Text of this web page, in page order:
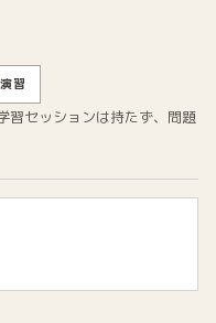
習
習セッションは持たず、問題